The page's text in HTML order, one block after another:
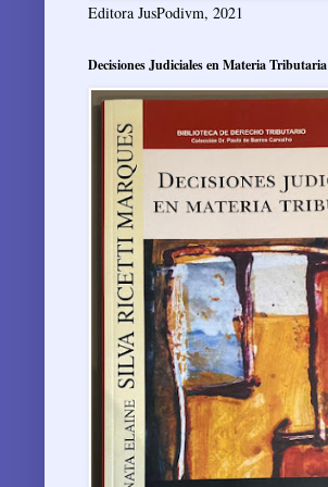
Editora JusPodivm, 2021
Decisiones Judiciales en Materia Tributaria